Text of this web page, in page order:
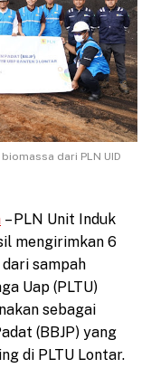
dari PLN UID
– PLN Unit Induk
mengirimkan 6
sampah
Uap (PLTU)
sebagai
(BBJP) yang
di PLTU Lontar.